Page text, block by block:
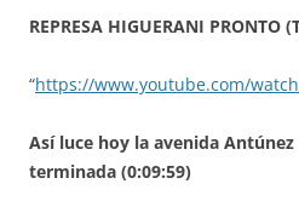
REPRESA HIGUERANI PRONTO
“https://www.youtube.com/
Así luce hoy la avenida
terminada (0:09:59)